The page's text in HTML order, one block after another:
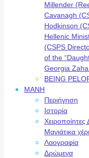
Millender
Cavanagh
Hodkinson
Hellenic
(CSPS
of the
Georgia
BEING
ΜΑΝΗ
Περιήγηση
Ιστορία
Χειροποίητες
Μανιάτικα
Λαογραφία
Δρώμενα